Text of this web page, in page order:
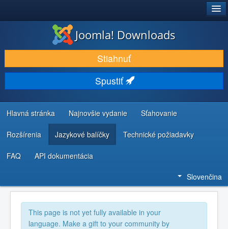
STIAHNUŤ & ROZŠÍRIŤ
OBJAVUJTE & UČTE SA
KOMUNITA & PODPORA
ZDROJE INFORMÁCIÍ PRE VÝVOJÁROV
Joomla! Downloads
Stiahnuť
Spustiť
Hlavná stránka Najnovšie vydanie Sťahovanie
Rozšírenia Jazykové balíčky Technické požiadavky
FAQ API dokumentácia
Slovenčina
This page is not yet fully available in your
language. Make a gift to your community by